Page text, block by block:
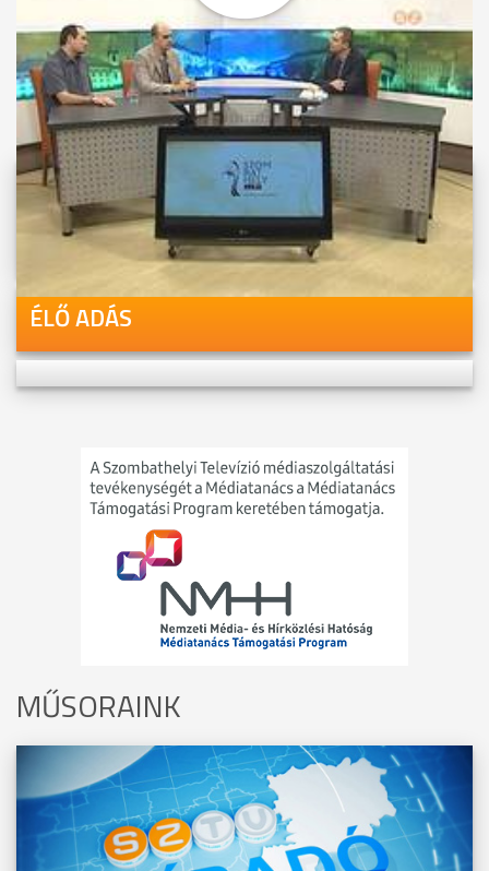
MEGOSZTÁS
Videóink megtekinthetőek
Youtube-csatornánkon is!
ÉLŐ ADÁS
MŰSORAINK